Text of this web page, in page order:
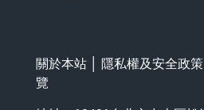
關於本站 隱私權及安全政策
覽